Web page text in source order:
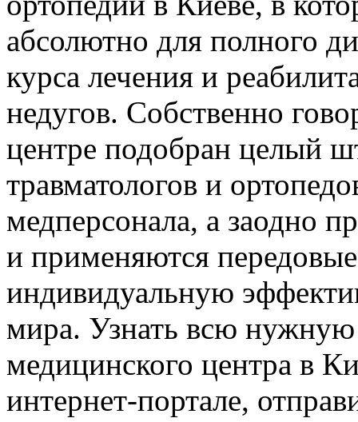
абсолютно для полного
курса лечения и
недугов. Собственно
центре подобран целый
травматологов и
медперсонала, а заодно
и применяются
индивидуальную
мира. Узнать всю
медицинского центра в
интернет-портале,